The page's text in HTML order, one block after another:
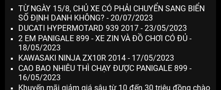
TỪ NGÀY 15/8, CHỦ XE CÓ PHẢI CHUYỂN SANG BIỂN
SỐ ĐỊNH DANH KHÔNG? - 20/07/2023
DUCATI HYPERMOTARD 939 2017 - 23/05/2023
2 EM PANIGALE 899 - XE ZIN VÀ ĐỒ CHƠI CÓ ĐỦ -
18/05/2023
KAWASAKI NINJA ZX10R 2014 - 17/05/2023
CAO BAO NHIÊU THÌ CHẠY ĐƯỢC PANIGALE 899 -
16/05/2023
Khuyến mãi giảm giá sâu từ 10 đến 30 triệu đồng chào